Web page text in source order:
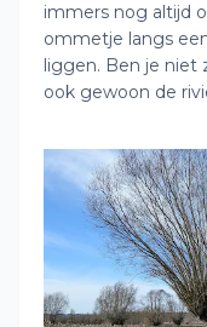
immers nog altijd
ommetje langs
liggen. Ben je niet
ook gewoon de